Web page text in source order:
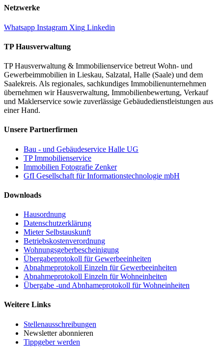
Netzwerke
Whatsapp Instagram Xing Linkedin
TP Hausverwaltung
TP Hausverwaltung & Immobilienservice betreut Wohn‑ und
Gewerbeimmobilien in Lieskau, Salzatal, Halle (Saale) und dem
Saalekreis. Als regionales, sachkundiges Immobilienunternehmen
übernehmen wir Hausverwaltung, Immobilienbewertung, Verkauf
und Maklerservice sowie zuverlässige Gebäudedienstleistungen aus
einer Hand.
Unsere Partnerfirmen
Bau - und Gebäudeservice Halle UG
TP Immobilienservice
Immobilien Fotografie Zenker
GfI Gesellschaft für Informationstechnologie mbH
Downloads
Hausordnung
Datenschutzerklärung
Mieter Selbstauskunft
Betriebskostenverordnung
Wohnungsgeberbescheinigung
Übergabeprotokoll für Gewerbeeinheiten
Abnahmeprotokoll Einzeln für Gewerbeeinheiten
Abnahmeprotokoll Einzeln für Wohneinheiten
Übergabe -und Abnhameprotokoll für Wohneinheiten
Weitere Links
Stellenausschreibungen
Newsletter abonnieren
Tippgeber werden